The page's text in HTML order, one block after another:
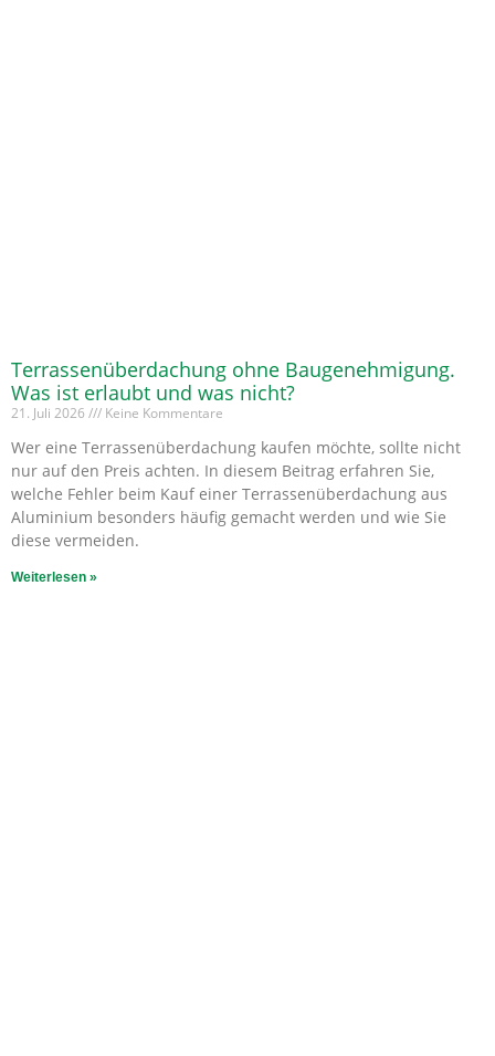
Terrassenüberdachung ohne Baugenehmigung.
Was ist erlaubt und was nicht?
21. Juli 2026 Keine Kommentare
Wer eine Terrassenüberdachung kaufen möchte, sollte nicht
nur auf den Preis achten. In diesem Beitrag erfahren Sie,
welche Fehler beim Kauf einer Terrassenüberdachung aus
Aluminium besonders häufig gemacht werden und wie Sie
diese vermeiden.
Weiterlesen »